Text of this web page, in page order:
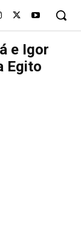
e Igor
Egito